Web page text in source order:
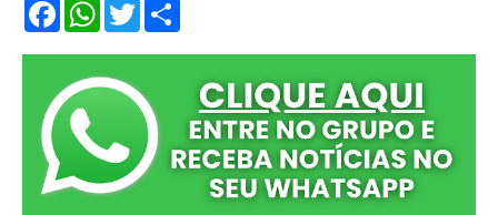
F
a
e
o
o
W
h
t
s
A
T
w
t
e
r
r